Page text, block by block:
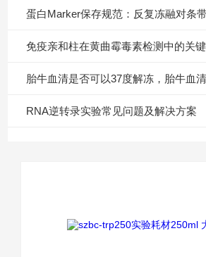
免疫亲和柱在黄曲霉毒素检测中的关
胎牛血清是否可以37度解冻，胎牛血
RNA逆转录实验常见问题及解决方案